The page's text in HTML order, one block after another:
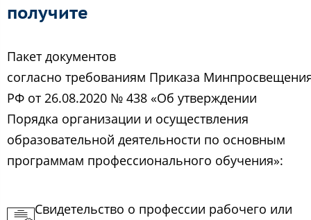
получите
Пакет документов
согласно требованиям Приказа
РФ от 26.08.2020 № 438 «Об утверждении
Порядка организации и осуществления
образовательной деятельности по основным
программам профессионального обучения»:
Свидетельство о профессии рабочего или